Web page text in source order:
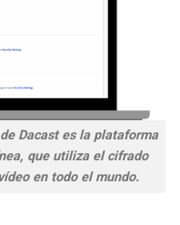
Dacast es la plataforma
que utiliza el cifrado
en todo el mundo.